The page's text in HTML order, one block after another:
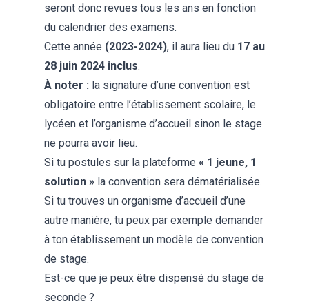
seront donc revues tous les ans en fonction
du calendrier des examens.
Cette année (2023-2024), il aura lieu du 17 au
28 juin 2024 inclus.
À noter : la signature d’une convention est
obligatoire entre l’établissement scolaire, le
lycéen et l’organisme d’accueil sinon le stage
ne pourra avoir lieu.
Si tu postules sur la plateforme « 1 jeune, 1
solution » la convention sera dématérialisée.
Si tu trouves un organisme d’accueil d’une
autre manière, tu peux par exemple demander
à ton établissement un modèle de convention
de stage.
Est-ce que je peux être dispensé du stage de
seconde ?